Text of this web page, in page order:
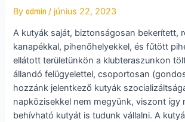
Byadmin / június 22, 2023
A kutyák saját, biztonságosan bekerített,
kanapékkal, pihenőhelyekkel, és fűtött
ellátott területünkön a klubteraszunkon
állandó felügyelettel, csoportosan
hozzánk jelentkező kutyák
napközisekkel nem megyünk, viszont így
behívható kutyát is tudunk vállalni. A